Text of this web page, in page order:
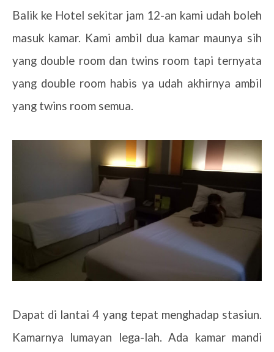
Balik ke Hotel sekitar jam 12-an kami udah boleh
masuk kamar. Kami ambil dua kamar maunya sih
yang double room dan twins room tapi ternyata
yang double room habis ya udah akhirnya ambil
yang twins room semua.
Dapat di lantai 4 yang tepat menghadap stasiun.
Kamarnya lumayan lega-lah. Ada kamar mandi